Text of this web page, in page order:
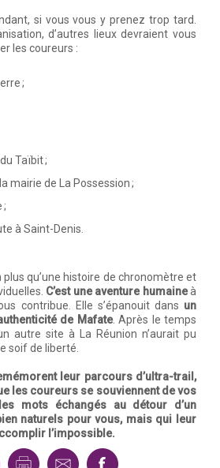
si vous vous y prenez trop tard.
d’autres lieux devraient vous
les coureurs :
;
Taïbit ;
mairie de La Possession ;
;
à Saint-Denis.
plus qu’une histoire de chronomètre et
C’est une aventure humaineà
contribue. Elle s’épanouit dans un
de Mafate. Après le temps
autre site à La Réunion n’aurait pu
soif de liberté.
leur parcours d’ultra-trail,
les coureurs se souviennent de vos
mots échangés au détour d’un
naturels pour vous, mais qui leur
l’impossible.